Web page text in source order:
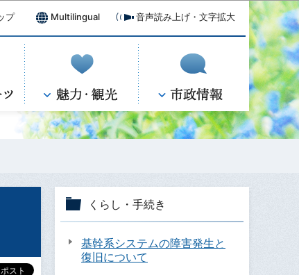
プ Multilingual 音声読み上げ・文字拡大
くらし・手続き
基幹系システムの障害発生と
復旧について